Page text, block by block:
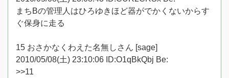
まちBの管理人はひろゆきほど器がでかくないからす
ぐ保身に走る
15 おさかなくわえた名無しさん [sage]
2010/05/08(土) 23:10:06 ID:O1qBkQbj Be:
>>11